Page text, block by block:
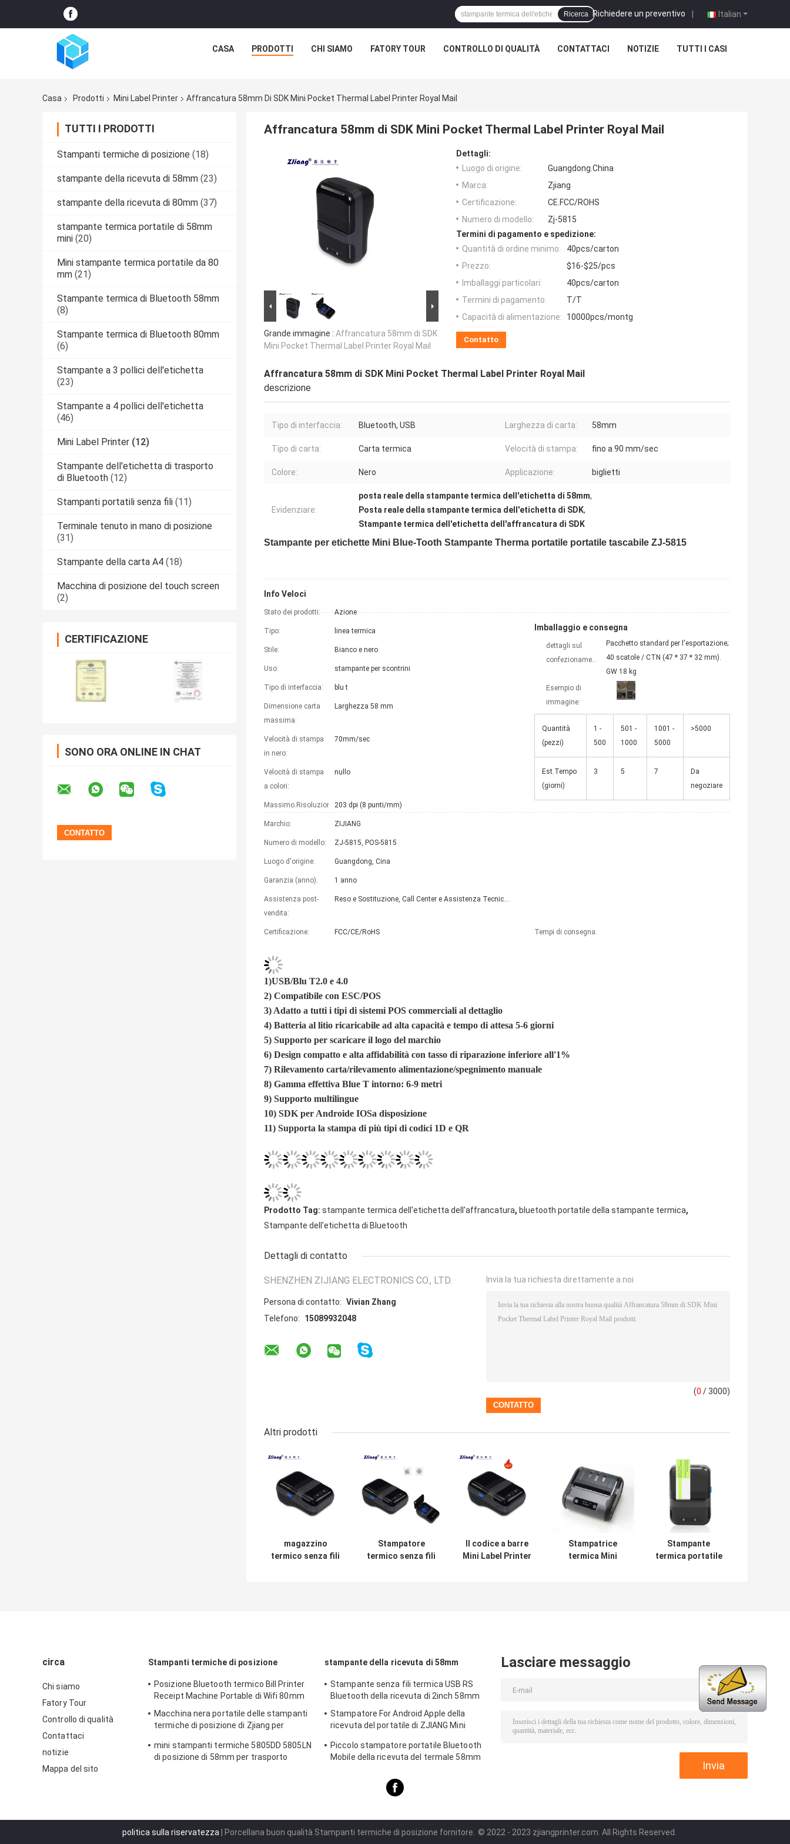
Italian
Richiedere un preventivo |
Ricerca
CASA PRODOTTI CHI SIAMO FATORY TOUR CONTROLLO DI QUALITÀ CONTATTACI NOTIZIE TUTTI I CASI
Casa Prodotti Mini Label Printer Affrancatura 58mm Di SDK Mini Pocket Thermal Label Printer Royal Mail
TUTTI I PRODOTTI
Stampanti termiche di posizione (18)
stampante della ricevuta di 58mm (23)
stampante della ricevuta di 80mm (37)
stampante termica portatile di 58mm
mini (20)
Mini stampante termica portatile da 80
mm (21)
Stampante termica di Bluetooth 58mm
(8)
Stampante termica di Bluetooth 80mm
(6)
Stampante a 3 pollici dell'etichetta
(23)
Stampante a 4 pollici dell'etichetta
(46)
Mini Label Printer (12)
Stampante dell'etichetta di trasporto
di Bluetooth (12)
Stampanti portatili senza fili (11)
Terminale tenuto in mano di posizione
(31)
Stampante della carta A4 (18)
Macchina di posizione del touch screen
(2)
CERTIFICAZIONE
SONO ORA ONLINE IN CHAT
Affrancatura 58mm di SDK Mini Pocket Thermal Label Printer Royal Mail
Grande immagine : Affrancatura 58mm di SDK
Mini Pocket Thermal Label Printer Royal Mail
Dettagli:
Luogo di origine:
Guangdong.China
Marca:
Zjiang
Certificazione:
CE.FCC/ROHS
Numero di modello:
Zj-5815
Termini di pagamento e spedizione:
Quantità di ordine minimo:
40pcs/carton
Prezzo:
$16-$25/pcs
Imballaggi particolari:
40pcs/carton
Termini di pagamento:
T/T
Capacità di alimentazione:
10000pcs/montg
Contatto
Affrancatura 58mm di SDK Mini Pocket Thermal Label Printer Royal Mail
descrizione
Tipo di interfaccia: Bluetooth, USB Larghezza di carta: 58mm
Tipo di carta: Carta termica Velocità di stampa: fino a 90 mm/sec
Colore: Nero Applicazione: biglietti
Evidenziare:
posta reale della stampante termica dell'etichetta di 58mm,
Posta reale della stampante termica dell'etichetta di SDK,
Stampante termica dell'etichetta dell'affrancatura di SDK
Stampante per etichette Mini Blue-Tooth Stampante Therma portatile portatile tascabile ZJ-5815
Info Veloci
Stato dei prodotti: Azione
Tipo: linea termica
Stile: Bianco e nero
Uso: stampante per scontrini
Tipo di interfaccia: blu t
Dimensione carta
massima:
Larghezza 58 mm
Velocità di stampa
in nero:
70mm/sec
Velocità di stampa
a colori:
nullo
Massimo.Risoluzione:203 dpi (8 punti/mm)
Marchio: ZIJIANG
Numero di modello: ZJ-5815, POS-5815
Luogo d'origine: Guangdong, Cina
Garanzia (anno): 1 anno
Assistenza post-
vendita:
Reso e Sostituzione, Call Center e Assistenza Tecnica on-line, Ricambi gratuiti
Certificazione: FCC/CE/RoHS
Imballaggio e consegna
dettagli sul
confezionamento
Pacchetto standard per l'esportazione;
40 scatole / CTN (47 * 37 * 32 mm).
GW 18 kg
Esempio di
immagine:
Tempi di consegna:
Quantità
(pezzi)
1 -
500
501 -
1000
1001 -
5000
>5000
Est.Tempo
(giorni)
3 5 7
Da
negoziare
1)USB/Blu T2.0 e 4.0
2) Compatibile con ESC/POS
3) Adatto a tutti i tipi di sistemi POS commerciali al dettaglio
4) Batteria al litio ricaricabile ad alta capacità e tempo di attesa 5-6
5) Supporto per scaricare il logo del marchio
6) Design compatto e alta affidabilità con tasso di riparazione inferiore all'1%
7) Rilevamento carta/rilevamento alimentazione/spegnimento manuale
8) Gamma effettiva Blue T intorno: 6-9 metri
9) Supporto multilingue
10) SDK per Androide IOSa disposizione
11)
Supporta la stampa di più tipi di codici 1D e QR